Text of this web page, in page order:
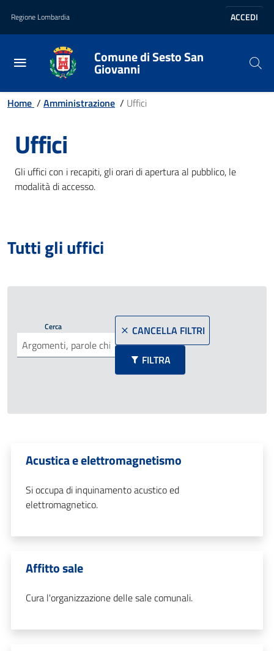
Vai al contenuto principale
Vai al footer
Regione Lombardia ACCEDI
Comune di Sesto San
Giovanni
Home / Amministrazione / Uffici
Uffici
Gli uffici con i recapiti, gli orari di apertura al pubblico, le
modalità di accesso.
Tutti gli uffici
Cerca
CANCELLA FILTRI
FILTRA
Acustica e elettromagnetismo
Si occupa di inquinamento acustico ed
elettromagnetico.
Affitto sale
Cura l'organizzazione delle sale comunali.